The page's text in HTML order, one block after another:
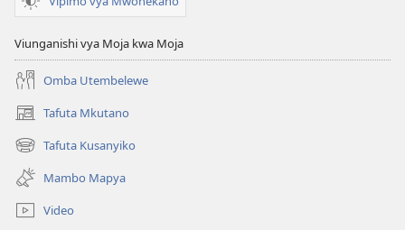
Viunganishi vya Moja kwa Moja
Omba Utembelewe
Tafuta Mkutano
(opens
new
window)
Tafuta Kusanyiko
(opens
new
window)
Mambo Mapya
Video